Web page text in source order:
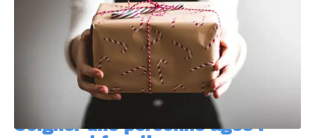
Soigner une personne âgée :